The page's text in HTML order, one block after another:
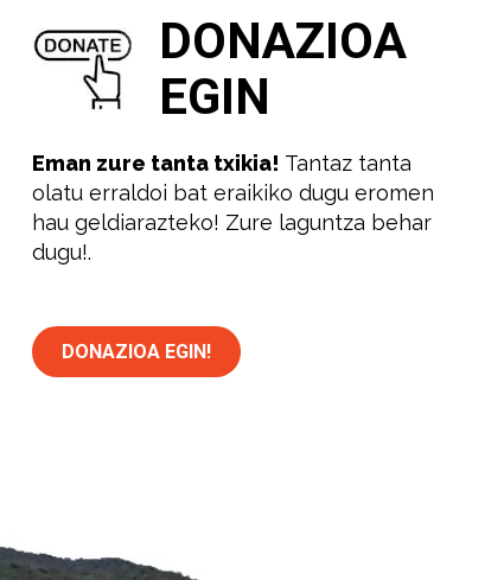
DONAZIOA
EGIN
Eman zure tanta txikia! Tantaz tanta
olatu erraldoi bat eraikiko dugu eromen
hau geldiarazteko! Zure laguntza behar
dugu!.
DONAZIOA EGIN!